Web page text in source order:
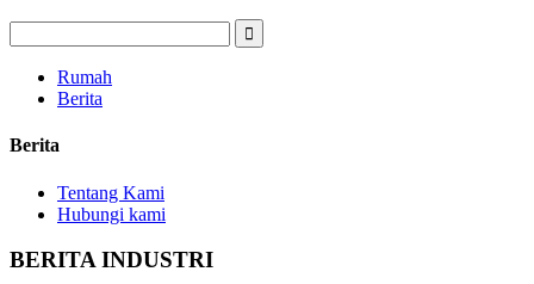
Rumah
Berita
Berita
Tentang Kami
Hubungi kami
BERITA INDUSTRI